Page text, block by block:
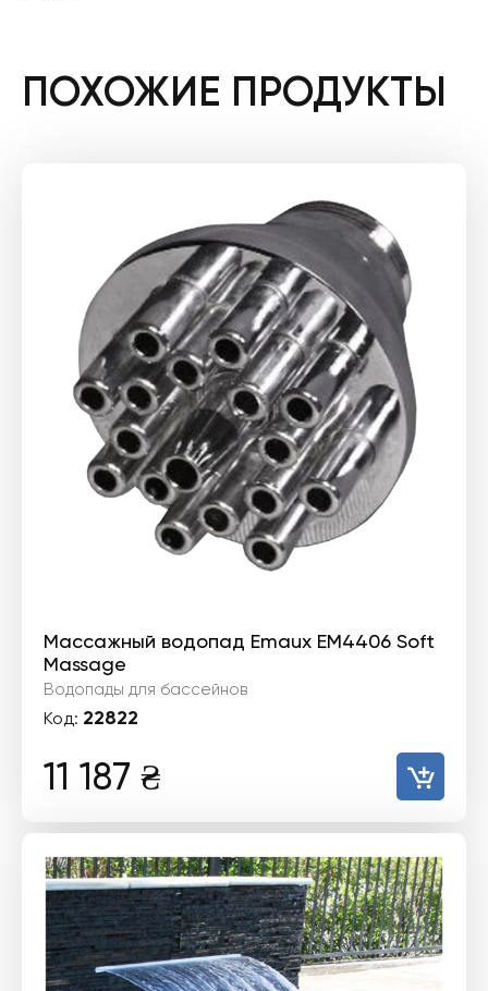
ПОХОЖИЕ ПРОДУКТЫ
Массажный водопад Emaux EM4406 Soft
Massage
Водопады для бассейнов
Код: 22822
11 187 ₴